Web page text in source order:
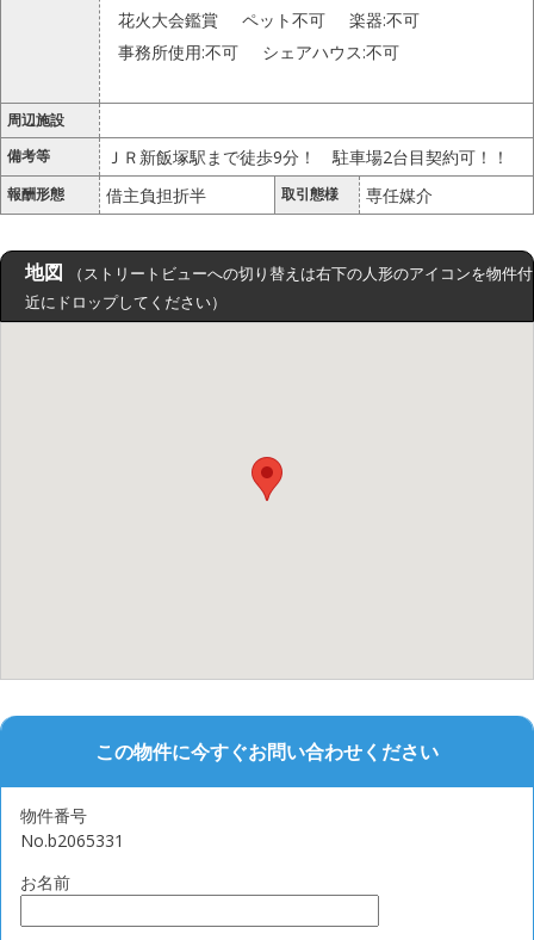
花火大会鑑賞
ペット不可
楽器:不可
事務所使用:不可
シェアハウス:不可
周辺施設
備考等
ＪＲ新飯塚駅まで徒歩9分！ 駐車場2台目契約可！！
報酬形態 借主負担折半 取引態様 専任媒介
地図
（ストリートビューへの切り替えは右下の人形のアイコンを物件付
近にドロップしてください）
この物件に今すぐお問い合わせください
物件番号
No.b2065331
お名前